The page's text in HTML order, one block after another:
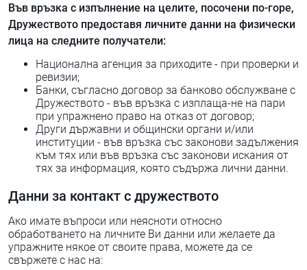
Във връзка с изпълнение на целите, посочени по-горе,
Дружеството предоставя личните данни на физически
лица на следните получатели:
Национална агенция за приходите - при проверки и
ревизии;
Банки, съгласно договор за банково обслужване с
Дружеството - във връзка с изплаща-не на пари
при упражнено право на отказ от договор;
Други държавни и общински органи и/или
институции - във връзка със законови задължения
към тях или във връзка със законови искания от
тях за информация, която съдържа лични данни.
Данни за контакт с дружеството
Ако имате въпроси или неясноти относно
обработването на личните Ви данни или желаете да
упражните някое от своите права, можете да се
свържете с нас на: